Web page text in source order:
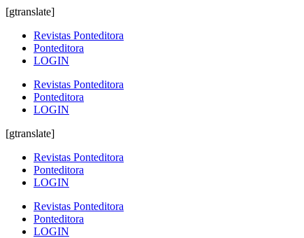
[gtranslate]
Revistas Ponteditora
Ponteditora
LOGIN
Revistas Ponteditora
Ponteditora
LOGIN
[gtranslate]
Revistas Ponteditora
Ponteditora
LOGIN
Revistas Ponteditora
Ponteditora
LOGIN